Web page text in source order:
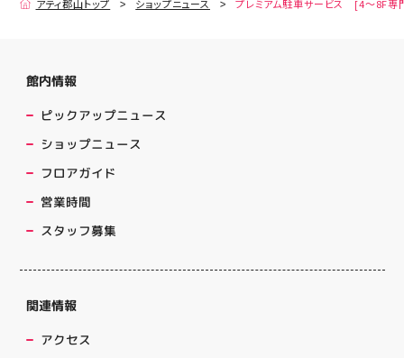
アティ郡山トップ ショップニュース プレミアム駐車サービス [4～8F専
館内情報
ピックアップニュース
ショップニュース
フロアガイド
営業時間
スタッフ募集
関連情報
アクセス